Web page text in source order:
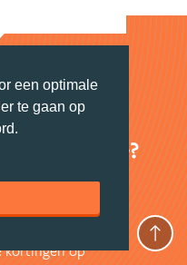
een optimale
te gaan op
Australië?
nieuwsbrief
insidertips.
kortingen op